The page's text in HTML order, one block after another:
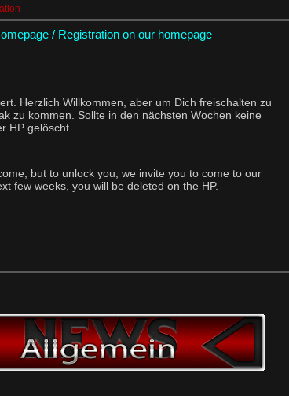
/ Registration on our homepage
Herzlich Willkommen, aber um Dich freischalten zu
zu kommen. Sollte in den nächsten Wochen keine
HP gelöscht.
but to unlock you, we invite you to come to our
few weeks, you will be deleted on the HP.